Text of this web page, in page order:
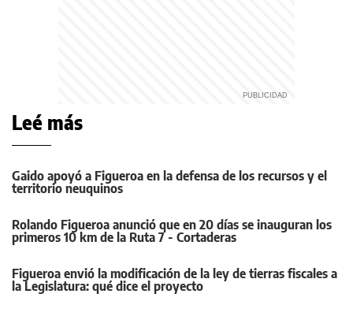
Leé más
Gaido apoyó a Figueroa en la defensa de los recursos y el
territorio neuquinos
Rolando Figueroa anunció que en 20 días se inauguran los
primeros 10 km de la Ruta 7 - Cortaderas
Figueroa envió la modificación de la ley de tierras fiscales a
la Legislatura: qué dice el proyecto